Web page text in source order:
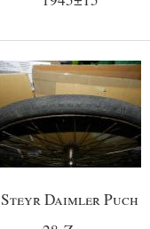
Steyr Daimler Puch